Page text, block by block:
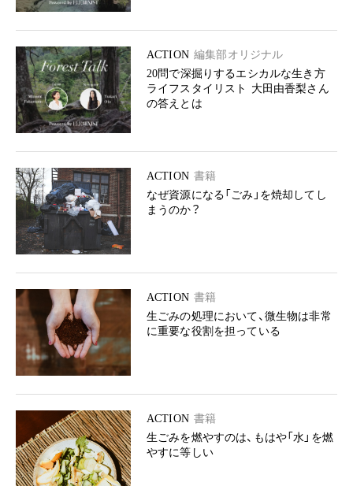
ACTION 編集部オリジナル
20問で深掘りするエシカルな生き方
ライフスタイリスト 大田由香梨さん
の答えとは
ACTION 書籍
なぜ資源になる「ごみ」を焼却してし
まうのか？
ACTION 書籍
生ごみの処理において、微生物は非常
に重要な役割を担っている
ACTION 書籍
生ごみを燃やすのは、もはや「水」を燃
やすに等しい